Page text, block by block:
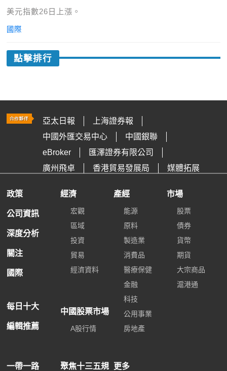
美元指數26日上漲。
國際
點擊排行
亞太日報
上海證券報
中國外匯交易中心
中國銀聯
eBroker
匯澤證券有限公司
廣州飛卓
香港貿易發展局 媒體拓展
政策
公司資訊
深度分析
關注
國際
每日十大
編輯推薦
經濟
宏觀
區域
投資
貿易
經濟資料
中國股票市場
A股行情
產經
能源
原料
製造業
消費品
醫療保健
金融
科技
公用事業
房地產
市場
股票
債券
貨幣
期貨
大宗商品
滬港通
一帶一路 聚焦十三五規 更多